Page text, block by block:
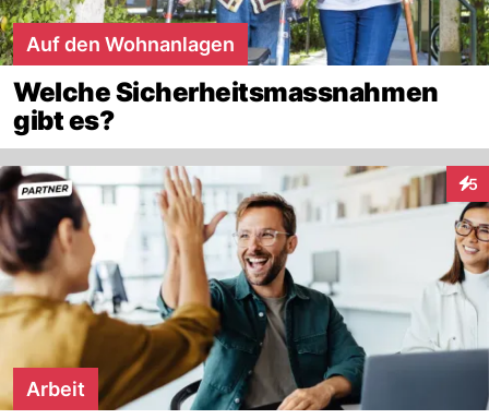
Auf den Wohnanlagen
Welche Sicherheitsmassnahmen
gibt es?
5
Arbeit